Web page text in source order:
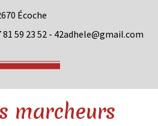
Écoche
59 23 52 - 42adhele@gmail.com
marcheurs